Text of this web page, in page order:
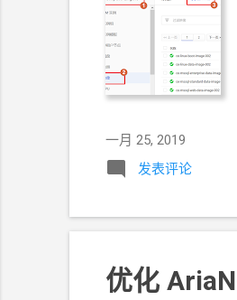
一月 25, 2019
发表评论
优化